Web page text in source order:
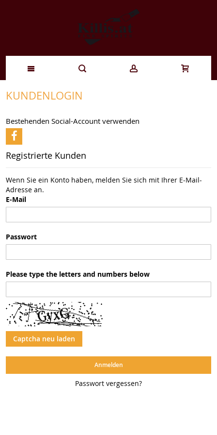
Zum
springen
KUNDENLOGIN
Bestehenden Social-Account verwenden
Registrierte Kunden
Wenn Sie ein Konto haben, melden Sie sich mit Ihrer E-Mail-
Adresse an.
E-Mail
Passwort
Please type the letters and numbers below
Captcha neu laden
Anmelden
Passwort vergessen?